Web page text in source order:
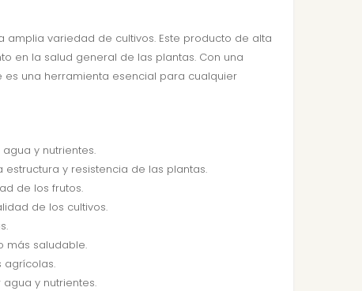
variedad de cultivos. Este producto de alta
en la salud general de las plantas. Con una
es una herramienta esencial para cualquier
y nutrientes.
y resistencia de las plantas.
de los frutos.
de los cultivos.
más saludable.
agrícolas.
y nutrientes.